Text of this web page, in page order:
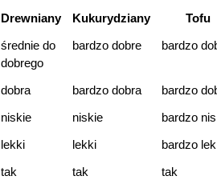
Ustawienia
Drewniany Kukurydziany Tofu
średnie do
dobrego
bardzo dobre bardzo
dobra bardzo dobra bardzo
niskie niskie bardzo
lekki lekki bardzo
tak tak tak